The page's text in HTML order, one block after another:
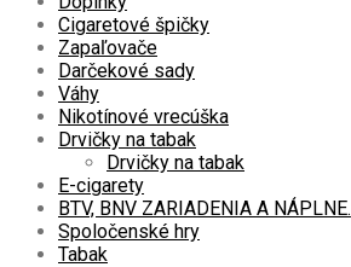
Cigaretové špičky
Zapaľovače
Darčekové sady
Váhy
Nikotínové vrecúška
Drvičky na tabak
Drvičky na tabak
E-cigarety
BTV, BNV ZARIADENIA A NÁPLNE.
Spoločenské hry
Tabak